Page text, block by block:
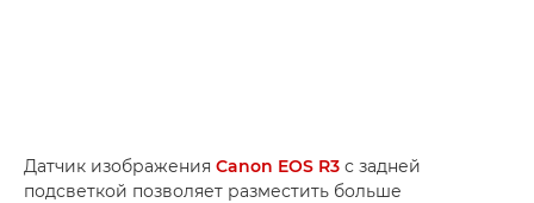
Датчик изображения Canon EOS R3 с задней
подсветкой позволяет разместить больше